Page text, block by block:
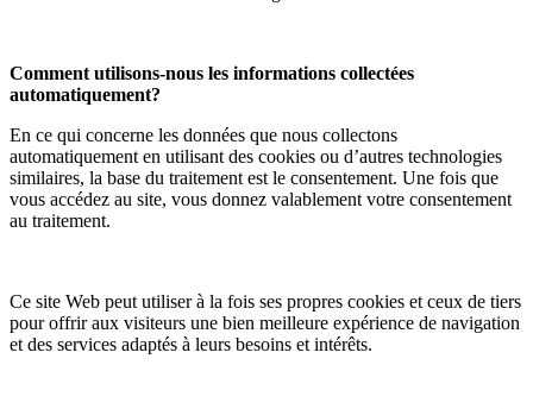
Comment utilisons-nous les informations collectées
automatiquement?
En ce qui concerne les données que nous collectons
automatiquement en utilisant des cookies ou d’autres technologies
similaires, la base du traitement est le consentement. Une fois que
vous accédez au site, vous donnez valablement votre consentement
au traitement.
Ce site Web peut utiliser à la fois ses propres cookies et ceux de tiers
pour offrir aux visiteurs une bien meilleure expérience de navigation
et des services adaptés à leurs besoins et intérêts.